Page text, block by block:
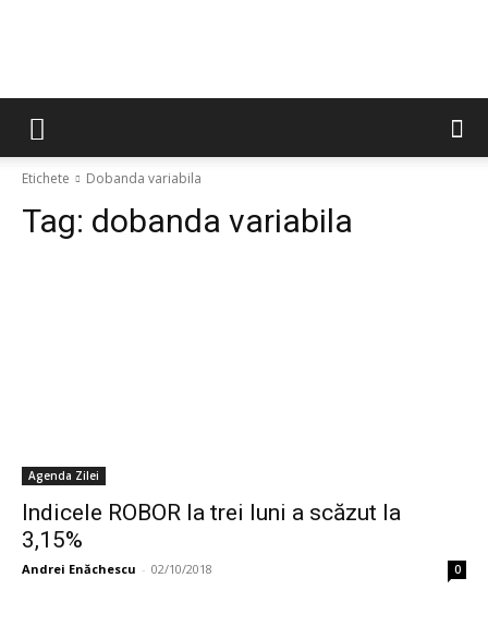
Etichete Dobanda variabila
Tag: dobanda variabila
Agenda Zilei
Indicele ROBOR la trei luni a scăzut la
3,15%
Andrei Enăchescu - 02/10/2018 0